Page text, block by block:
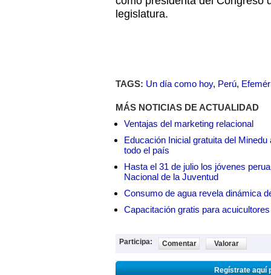
legislatura.
TAGS: Un día como hoy, Perú,
MÁS NOTICIAS DE ACTUALIDAD
Ventajas del marketing relacional
Educación Inicial gratuita del
todo el país
Hasta el 31 de julio los jóvenes
Nacional de la Juventud
Consumo de agua revela dinámica
Capacitación gratis para
Participa: Comentar Valorar
Regístrate aquí